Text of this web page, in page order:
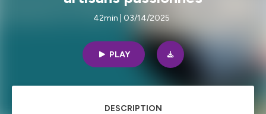
42min | 03/14/2025
PLAY
DESCRIPTION